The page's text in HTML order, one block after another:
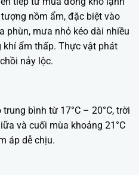
nồm ẩm, đặc biệt vào
phùn, mưa nhỏ kéo dài nhiều
khí ẩm thấp. Thực vật phát
nảy lộc.
bình từ 17°C – 20°C, trời
và cuối mùa khoảng 21°C
áp dễ chịu.